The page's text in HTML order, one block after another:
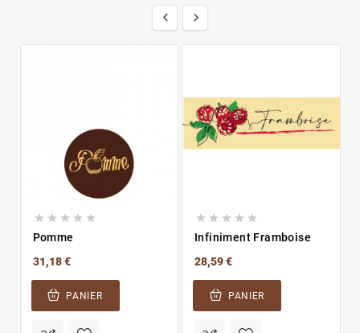
 
    
Pomme
31,18 €
PANIER
    
Infiniment Framboise
28,59 €
PANIER